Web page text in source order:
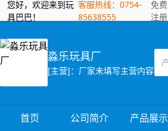
您好，欢迎来到玩
具巴巴！
客服热线：0754-
85638555
免费
注册
淼乐玩具厂
[主营]：厂家未填写主营内容
首页 公司简介 产品展示